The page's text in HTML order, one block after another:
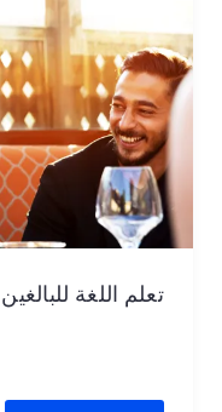
تعلم اللغة للبالغين